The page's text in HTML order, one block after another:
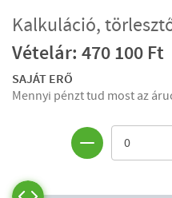
Kalkuláció,
Vételár: 470 100 Ft
SAJÁT ERŐ
Mennyi pénzt tud most az